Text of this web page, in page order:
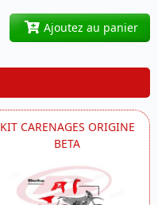
Ajoutez au panier
KIT CARENAGES ORIGINE
BETA